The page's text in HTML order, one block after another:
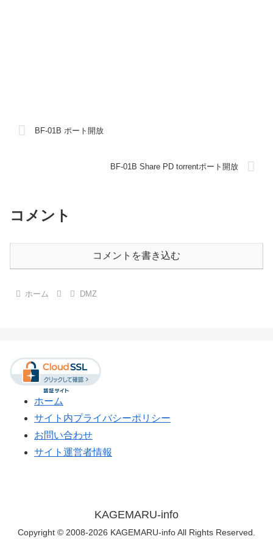
BF-01B ポート開放
BF-01B Share PD torrentポート開放
コメント
コメントを書き込む
ホーム DMZ
ホーム
サイト内プライバシーポリシー
お問い合わせ
サイト運営者情報
KAGEMARU-info
Copyright © 2008-2026 KAGEMARU-info All Rights Reserved.